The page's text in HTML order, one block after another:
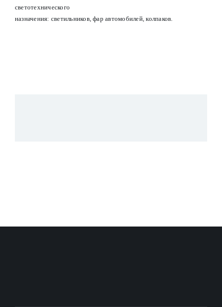
светотехнического
назначения: светильников, фар автомобилей, колпаков.